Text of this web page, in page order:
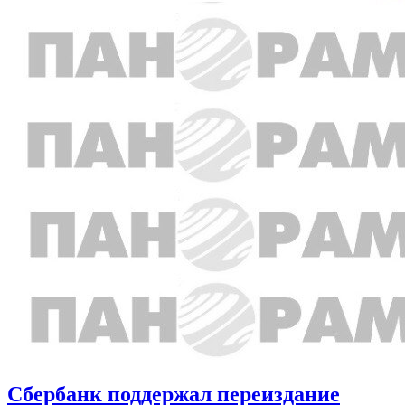
Сбербанк поддержал переиздание